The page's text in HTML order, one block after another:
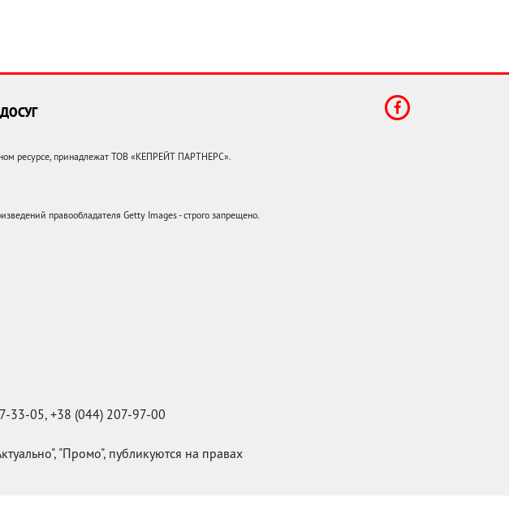
ДОСУГ
ресурсе, принадлежат ТОВ «КЕПРЕЙТ ПАРТНЕРС».
правообладателя Getty Images - строго запрещено.
33-05, +38 (044) 207-97-00
"Промо", публикуются на правах